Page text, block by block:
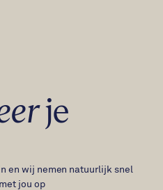
je
en wij nemen natuurlijk snel
jou op